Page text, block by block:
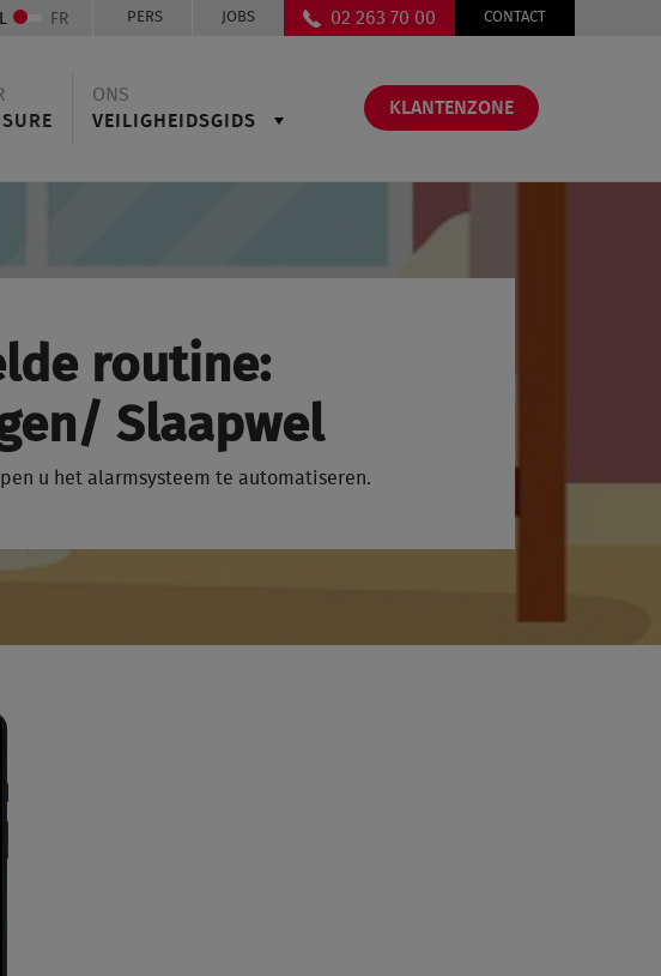
FR PERS JOBS 02 263 70 00 CONTACT
VEILIGHEIDSGIDS
ONS
KLANTENZONE
routine:
Slaapwel
u het alarmsysteem te automatiseren.